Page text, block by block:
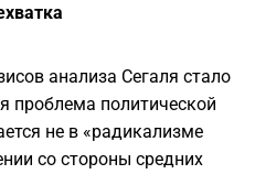
анализа Сегаля стало
проблема политической
не в «радикализме
со стороны средних